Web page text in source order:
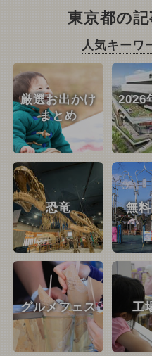
東京都の
人気キーワ
厳選お出かけ
まとめ
2026
恐竜 無
グルメフェス 工